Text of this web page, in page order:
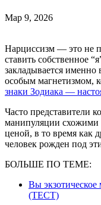
Мар 9, 2026
Нарциссизм — это не просто чрезмерная самовлюбленность, а сложная черта характера, заставляющая человека
ставить собственное
закладывается
особым магнетизмом,
знаки Зодиака —
Часто представители
манипуляции схожими
ценой, в то время как
человек рожден под
БОЛЬШЕ ПО ТЕМЕ:
Вы
(ТЕСТ)